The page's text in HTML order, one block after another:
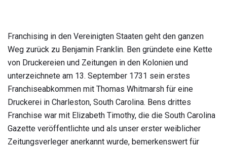
Franchising in den Vereinigten Staaten geht den ganzen
Weg zurück zu Benjamin Franklin. Ben gründete eine Kette
von Druckereien und Zeitungen in den Kolonien und
unterzeichnete am 13. September 1731 sein erstes
Franchiseabkommen mit Thomas Whitmarsh für eine
Druckerei in Charleston, South Carolina. Bens drittes
Franchise war mit Elizabeth Timothy, die die South Carolina
Gazette veröffentlichte und als unser erster weiblicher
Zeitungsverleger anerkannt wurde, bemerkenswert für